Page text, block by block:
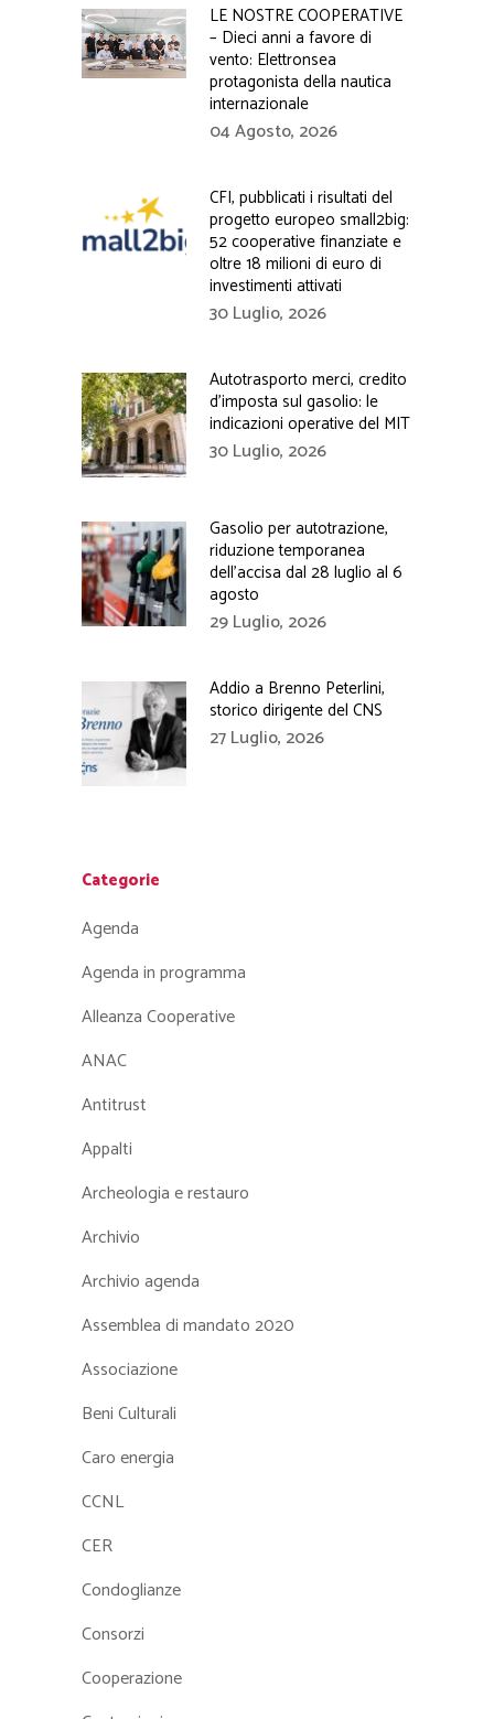
LE NOSTRE COOPERATIVE
– Dieci anni a favore di
vento: Elettronsea
protagonista della nautica
internazionale
04 Agosto, 2026
CFI, pubblicati i risultati del
progetto europeo small2big:
52 cooperative finanziate e
oltre 18 milioni di euro di
investimenti attivati
30 Luglio, 2026
Autotrasporto merci, credito
d’imposta sul gasolio: le
indicazioni operative del MIT
30 Luglio, 2026
Gasolio per autotrazione,
riduzione temporanea
dell’accisa dal 28 luglio al 6
agosto
29 Luglio, 2026
Addio a Brenno Peterlini,
storico dirigente del CNS
27 Luglio, 2026
Categorie
Agenda
Agenda in programma
Alleanza Cooperative
ANAC
Antitrust
Appalti
Archeologia e restauro
Archivio
Archivio agenda
Assemblea di mandato 2020
Associazione
Beni Culturali
Caro energia
CCNL
CER
Condoglianze
Consorzi
Cooperazione